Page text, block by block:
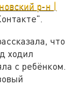
р-н |
что
ходил
с ребёнком.